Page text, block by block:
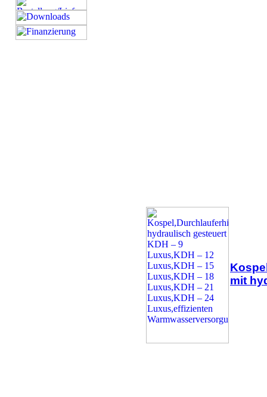
mit